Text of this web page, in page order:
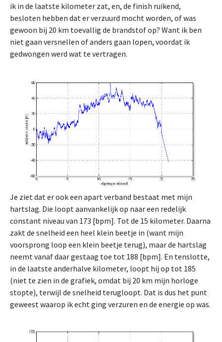
ik in de laatste kilometer zat, en, de finish ruikend,
besloten hebben dat er verzuurd mocht worden, of was
gewoon bij 20 km toevallig de brandstof op? Want ik ben
niet gaan versnellen of anders gaan lopen, voordat ik
gedwongen werd wat te vertragen.
Je ziet dat er ook een apart verband bestaat met mijn
hartslag. Die loopt aanvankelijk op naar een redelijk
constant niveau van 173 [bpm]. Tot de 15 kilometer. Daarna
zakt de snelheid een heel klein beetje in (want mijn
voorsprong loop een klein beetje terug), maar de hartslag
neemt vanaf daar gestaag toe tot 188 [bpm]. En tenslotte,
in de laatste anderhalve kilometer, loopt hij op tot 185
(niet te zien in de grafiek, omdat bij 20 km mijn horloge
stopte), terwijl de snelheid terugloopt. Dat is dus het punt
geweest waarop ik echt ging verzuren en de energie op was.